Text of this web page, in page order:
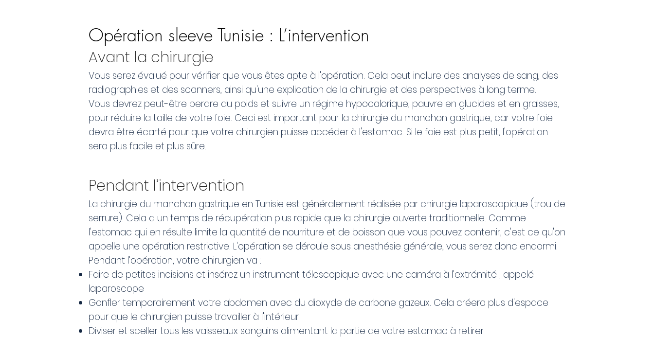
Opération sleeve Tunisie : L’intervention
Avant la chirurgie
Vous serez évalué pour vérifier que vous êtes apte à l'opération. Cela peut inclure des analyses de sang, des
radiographies et des scanners, ainsi qu'une explication de la chirurgie et des perspectives à long terme.
Vous devrez peut-être perdre du poids et suivre un régime hypocalorique, pauvre en glucides et en graisses,
pour réduire la taille de votre foie. Ceci est important pour la chirurgie du manchon gastrique, car votre foie
devra être écarté pour que votre chirurgien puisse accéder à l'estomac. Si le foie est plus petit, l'opération
sera plus facile et plus sûre.
Pendant l’intervention
La chirurgie du manchon gastrique en Tunisie est généralement réalisée par chirurgie laparoscopique (trou de
serrure). Cela a un temps de récupération plus rapide que la chirurgie ouverte traditionnelle. Comme
l'estomac qui en résulte limite la quantité de nourriture et de boisson que vous pouvez contenir, c'est ce qu'on
appelle une opération restrictive. L'opération se déroule sous anesthésie générale, vous serez donc endormi.
Pendant l'opération, votre chirurgien va :
Faire de petites incisions et insérez un instrument télescopique avec une caméra à l'extrémité ; appelé
laparoscope
Gonfler temporairement votre abdomen avec du dioxyde de carbone gazeux. Cela créera plus d'espace
pour que le chirurgien puisse travailler à l'intérieur
Diviser et sceller tous les vaisseaux sanguins alimentant la partie de votre estomac à retirer